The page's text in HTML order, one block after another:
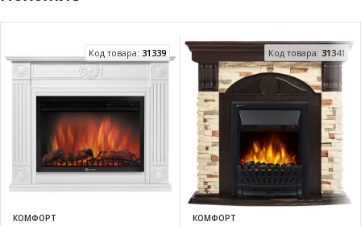
Код товара: 31339
КОМФОРТ
Код товара: 31341
КОМФОРТ